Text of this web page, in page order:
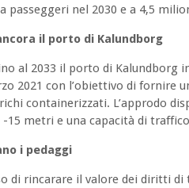
passeggeri nel 2030 e a 4,5
il porto di Kalundborg
al 2033 il porto di Kalundborg
2021 con l’obiettivo di fornire
containerizzati. L’approdo
metri e una capacità di
i pedaggi
di rincarare il valore dei diritti